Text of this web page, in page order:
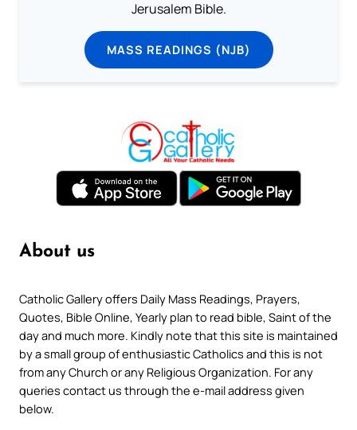
Jerusalem Bible.
MASS READINGS (NJB)
About us
Catholic Gallery offers Daily Mass Readings, Prayers,
Quotes, Bible Online, Yearly plan to read bible, Saint of the
day and much more. Kindly note that this site is maintained
by a small group of enthusiastic Catholics and this is not
from any Church or any Religious Organization. For any
queries contact us through the e-mail address given
below.